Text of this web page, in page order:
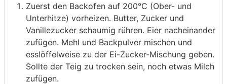
Zuerst den Backofen auf 200°C (Ober- und
Unterhitze) vorheizen. Butter, Zucker und
Vanillezucker schaumig rühren. Eier nacheinander
zufügen. Mehl und Backpulver mischen und
esslöffelweise zu der Ei-Zucker-Mischung geben.
Sollte der Teig zu trocken sein, noch etwas Milch
zufügen.